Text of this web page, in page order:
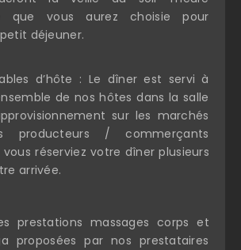
que vous aurez choisie pour
déjeuner.
d’hôte : Le dîner est servi à
de nos hôtes dans la salle
sur les marchés
/ commerçants
réserviez votre dîner plusieurs
arrivée.
prestations massages corps et
proposées par nos prestataires